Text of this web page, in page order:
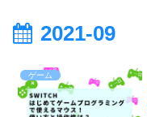
2021-09
ゲーム